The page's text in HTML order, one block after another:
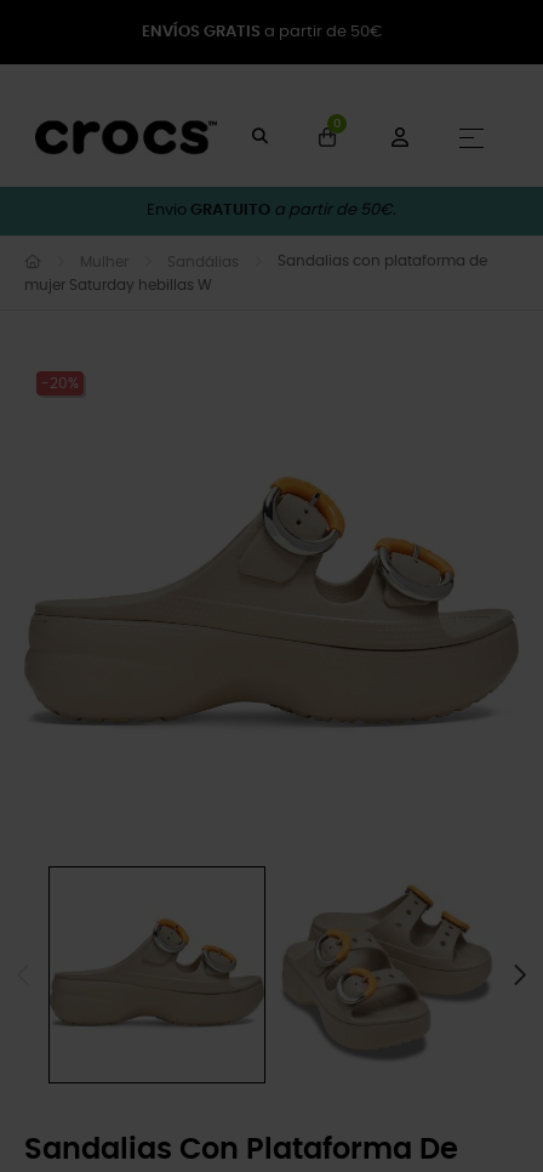
ENVÍOS GRATIS a partir de 50€
0
☰
Envio GRATUITO a partir de 50€.
Mulher Sandálias
Sandalias con plataforma de
mujer Saturday hebillas W
-20%
Sandalias Con Plataforma De